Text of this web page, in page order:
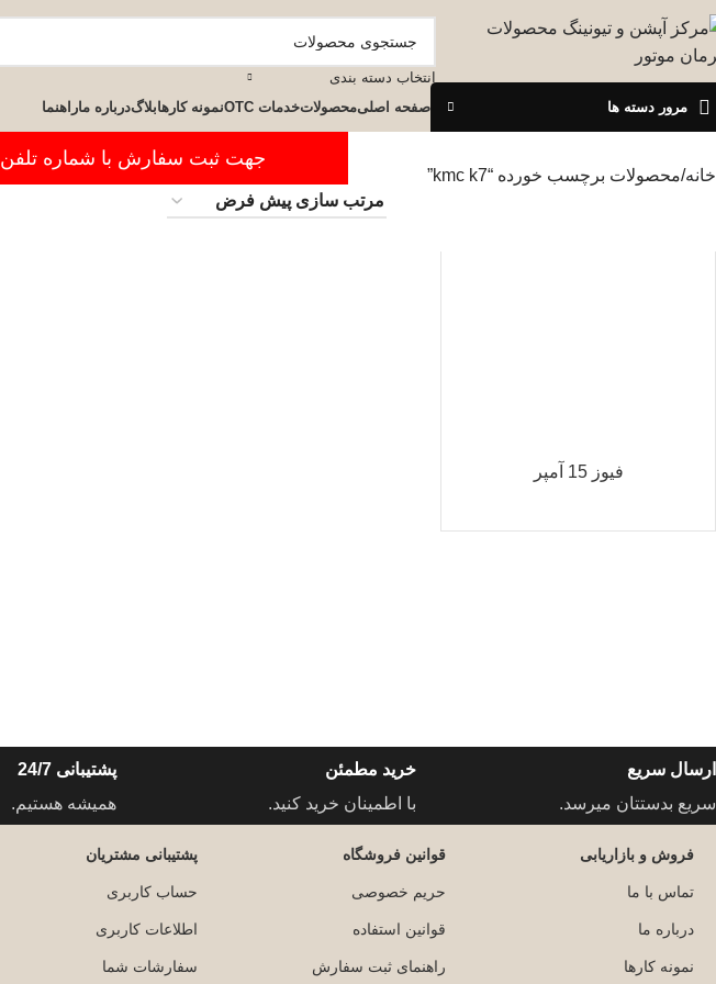
انتخاب دسته بندی
مرور دسته ها صفحه اصلیمحصولاتخدمات OTC نمونه کارهابلاگدرباره ماراهنما
خانه محصولات برچسب خورده “kmc k7”
جهت ثبت سفارش با شماره تلفن ۹-۴۴۹۹۱۷۴۸-۰۲۱ تماس بگیرید.
فیوز 15 آمپر
ارسال سریع
سریع بدستتان میرسد.
خرید مطمئن
با اطمینان خرید کنید.
پشتیبانی 24/7
همیشه هستیم.
فروش و بازاریابی
تماس با ما
درباره ما
نمونه کارها
قوانین فروشگاه
حریم خصوصی
قوانین استفاده
راهنمای ثبت سفارش
پشتیبانی مشتریان
حساب کاربری
اطلاعات کاربری
سفارشات شما